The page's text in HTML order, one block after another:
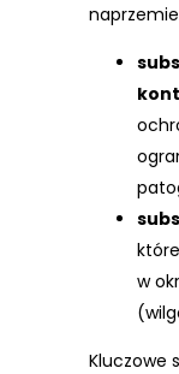
w
Kluczowe